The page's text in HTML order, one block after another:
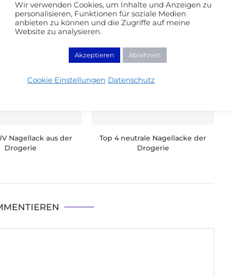
Nagellack aus der
Drogerie
Top 4 neutrale Nagellacke der
Drogerie
Wir verwenden Cookies, um Inhalte und Anzeigen zu
personalisieren, Funktionen für soziale Medien
anbieten zu können und die Zugriffe auf meine
Website zu analysieren.
Akzeptieren Ablehnen
Cookie Einstellungen Datenschutz